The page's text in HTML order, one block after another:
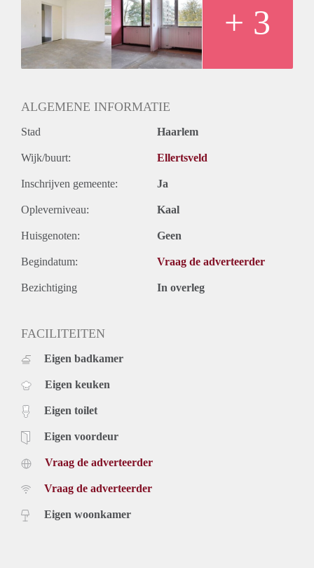
+ 3
ALGEMENE INFORMATIE
Stad Haarlem
Wijk/buurt: Ellertsveld
Inschrijven gemeente: Ja
Opleverniveau: Kaal
Huisgenoten: Geen
Begindatum: Vraag de adverteerder
Bezichtiging In overleg
FACILITEITEN
Eigen badkamer
Eigen keuken
Eigen toilet
Eigen voordeur
Vraag de adverteerder
Vraag de adverteerder
Eigen woonkamer